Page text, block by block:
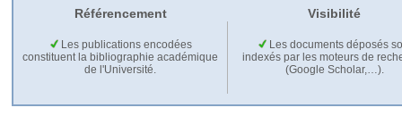
Référencement Visibilité
Les publications encodées
constituent la bibliographie académique
de l'Université.
Les documents déposés
indexés par les moteurs de
(Google Scholar,…).